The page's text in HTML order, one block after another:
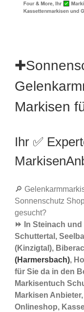
Markisen
Ihr ✅
🔎
Sonnenschutz
gesucht?
⏩ In Steinach
Schuttertal,
(Kinzigtal),
(Harmersbach),
für Sie da in den
Markisentuch
Markisen
Onlineshop,